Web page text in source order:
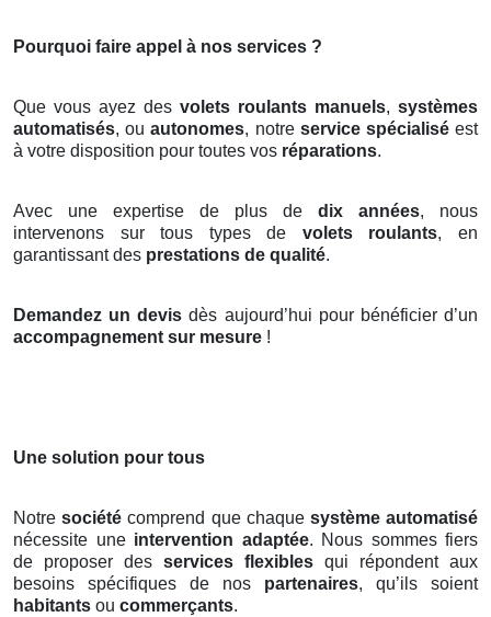
Pourquoi faire appel à nos services ?
Que vous ayez des volets roulants manuels, systèmes
automatisés, ouautonomes, notre service spécialiséest
à votre disposition pour toutes vos réparations.
Avec une expertise de plus de dix années, nous
intervenons sur tous types de volets roulants, en
garantissant des prestations de qualité.
Demandez un devis dès aujourd’hui pour bénéficier d’un
accompagnement sur mesure !
Une solution pour tous
Notresociété comprend que chaque système automatisé
nécessite une intervention adaptée. Nous sommes fiers
de proposer des services flexibles qui répondent aux
besoins spécifiques de nos partenaires, qu’ils soient
habitants ou commerçants.